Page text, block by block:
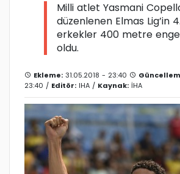
Milli atlet Yasmani
düzenlenen Elmas Lig’in
erkekler 400 metre
oldu.
Ekleme: 31.05.2018 - 23:40
23:40 / Editör: IHA / Kaynak: İHA